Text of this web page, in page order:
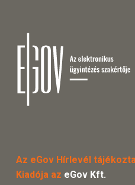
Az eGov Hírlevél
Kiadója az eGov Kft.